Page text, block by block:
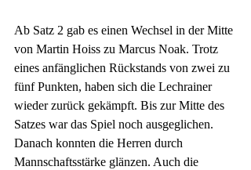
Ab Satz 2 gab es einen Wechsel in der Mitte
von Martin Hoiss zu Marcus Noak. Trotz
eines anfänglichen Rückstands von zwei zu
fünf Punkten, haben sich die Lechrainer
wieder zurück gekämpft. Bis zur Mitte des
Satzes war das Spiel noch ausgeglichen.
Danach konnten die Herren durch
Mannschaftsstärke glänzen. Auch die